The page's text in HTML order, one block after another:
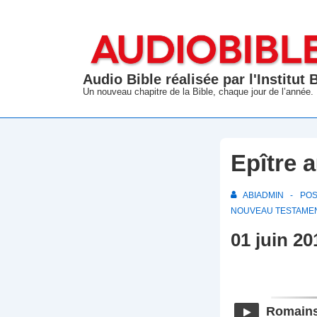
Audio Bible réalisée par l'Institut
Un nouveau chapitre de la Bible, chaque jour de l’année.
Epître
ABIADMIN
NOUVEAU
01 juin